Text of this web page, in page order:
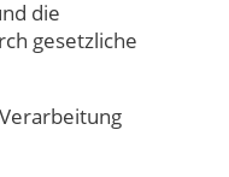
die
gesetzliche